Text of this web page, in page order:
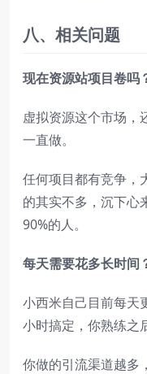
八、相关问题
现在资源站项目卷吗
虚拟资源这个市场，
一直做。
任何项目都有竞争，
的其实不多，沉下心
90%的人。
每天需要花多长时间
小西米自己目前每天
小时搞定，你熟练之
你做的引流渠道越多